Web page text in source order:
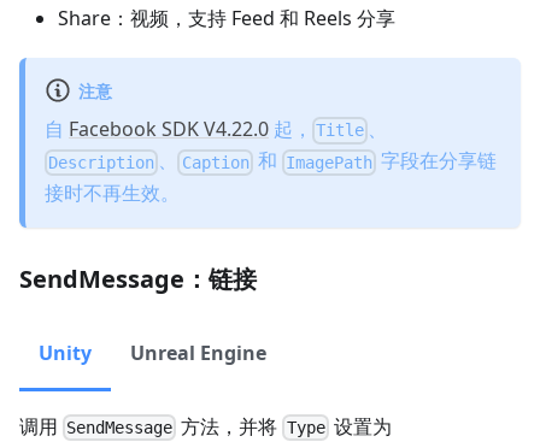
Share：视频，支持 Feed 和 Reels 分享
注意
自 Facebook SDK V4.22.0 起， Title 、
Description 、 Caption 和 ImagePath 字段在分享链
接时不再生效。
SendMessage：链接
Unity Unreal Engine
调用 SendMessage 方法，并将 Type设置为